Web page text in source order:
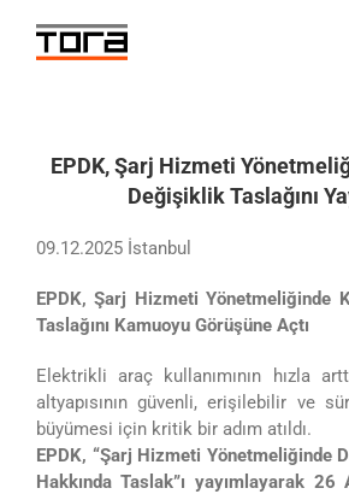
content
EPDK, Şarj Hizmeti
Değişiklik Taslağını
09.12.2025 İstanbul
EPDK, Şarj Hizmeti Yönetmeliğinde
Taslağını Kamuoyu Görüşüne Açtı
Elektrikli araç kullanımının hızla
altyapısının güvenli, erişilebilir ve
büyümesi için kritik bir adım atıldı.
EPDK, “Şarj Hizmeti Yönetmeliğinde
Hakkında Taslak”ı yayımlayarak